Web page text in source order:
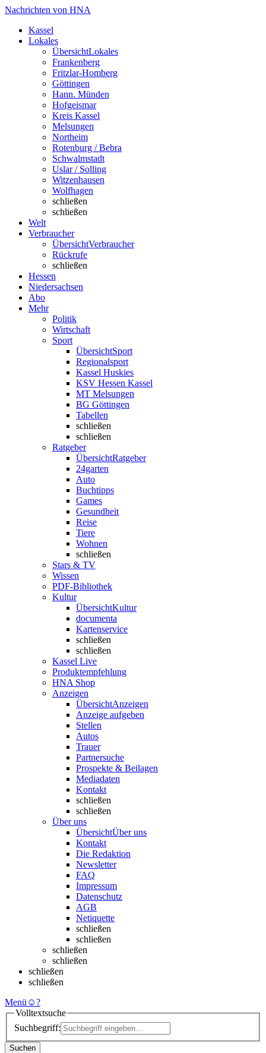
Nachrichten von HNA
Kassel
Lokales
ÜbersichtLokales
Frankenberg
Fritzlar-Homberg
Göttingen
Hann. Münden
Hofgeismar
Kreis Kassel
Melsungen
Northeim
Rotenburg / Bebra
Schwalmstadt
Uslar / Solling
Witzenhausen
Wolfhagen
schließen
schließen
Welt
Verbraucher
ÜbersichtVerbraucher
Rückrufe
schließen
Hessen
Niedersachsen
Abo
Mehr
Politik
Wirtschaft
Sport
ÜbersichtSport
Regionalsport
Kassel Huskies
KSV Hessen Kassel
MT Melsungen
BG Göttingen
Tabellen
schließen
schließen
Ratgeber
ÜbersichtRatgeber
24garten
Auto
Buchtipps
Games
Gesundheit
Reise
Tiere
Wohnen
schließen
Stars & TV
Wissen
PDF-Bibliothek
Kultur
ÜbersichtKultur
documenta
Kartenservice
schließen
schließen
Kassel Live
Produktempfehlung
HNA Shop
Anzeigen
ÜbersichtAnzeigen
Anzeige aufgeben
Stellen
Autos
Trauer
Partnersuche
Prospekte & Beilagen
Mediadaten
Kontakt
schließen
schließen
Über uns
ÜbersichtÜber uns
Kontakt
Die Redaktion
Newsletter
FAQ
Impressum
Datenschutz
AGB
Netiquette
schließen
schließen
schließen
schließen
schließen
schließen
Menü ☺?
Volltextsuche
Suchbegriff:
Suchen